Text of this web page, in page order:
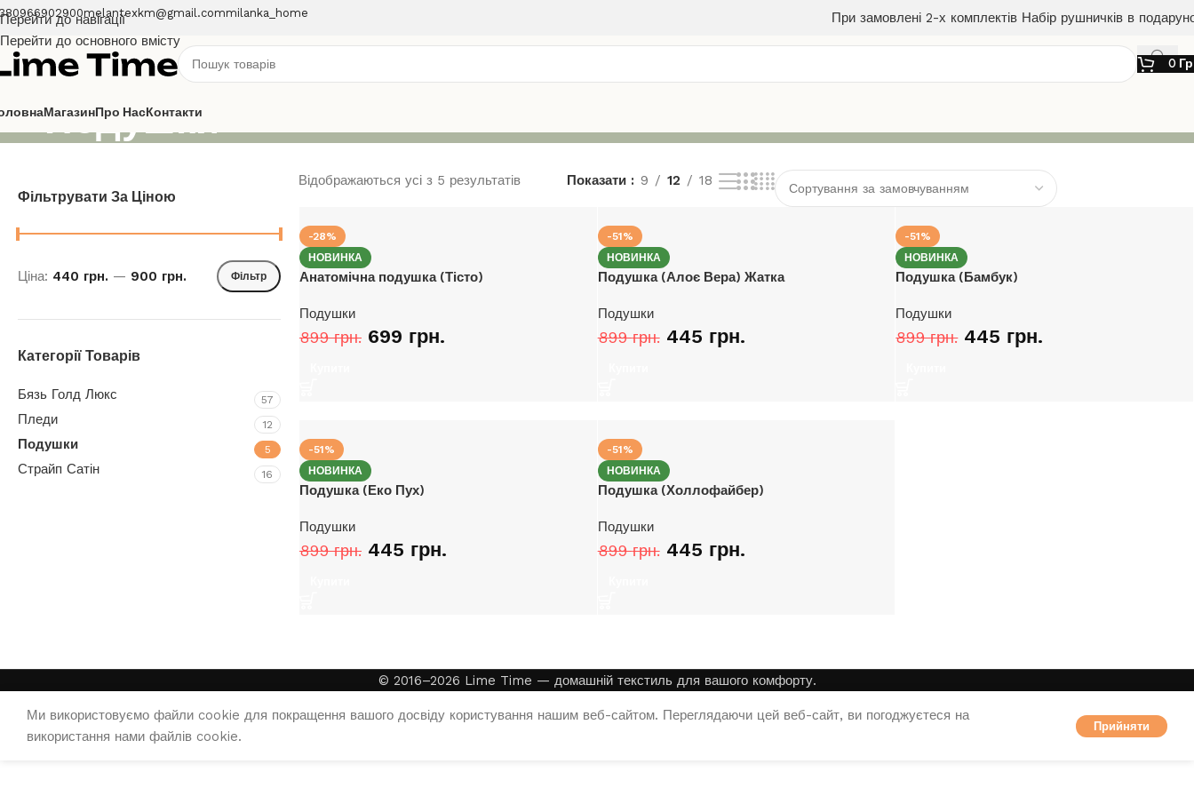
Перейти до навігації
Перейти до основного вмісту
melantexkm@gmail.commilanka_home При замовлені 2-х комплектів Набір рушничків в
0
МагазинПро НасКонтакти
Подушки
Фільтрувати За Ціною
Фільтр
Ціна: 440 грн. — 900 грн.
Категорії Товарів
Бязь Голд Люкс 57
Пледи 12
Подушки 5
Страйп Сатін 16
Відображаються усі з 5 результатів Показати 9 12 18
-28%
НОВИНКА
Анатомічна подушка (Тісто)
Подушки
899грн. 699 грн.
-51%
НОВИНКА
Подушка (Алоє Вера) Жатка
Подушки
899грн. 445 грн.
-51%
НОВИНКА
Подушка (Бамбук)
Подушки
899грн. 445 грн.
-51%
НОВИНКА
Подушка (Еко Пух)
Подушки
899грн. 445 грн.
-51%
НОВИНКА
Подушка (Холлофайбер)
Подушки
899грн. 445 грн.
© 2016–2026 Lime Time — домашній текстиль для вашого комфорту.
Ми використовуємо файли cookie для покращення вашого досвіду користування нашим веб-сайтом. Переглядаючи цей веб-сайт, ви погоджуєтеся на
використання нами файлів cookie.
Прийняти